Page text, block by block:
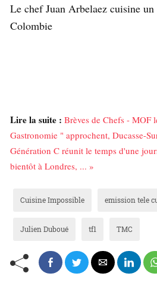
Le chef Juan Arbelaez cuisine
Colombie
Lire la suite : Brèves de Chefs - MOF
Gastronomie " approchent, Ducasse-
Génération C réunit le temps d'une
bientôt à Londres, ... »
Cuisine Impossible emission tele
Julien Duboué tf1 TMC